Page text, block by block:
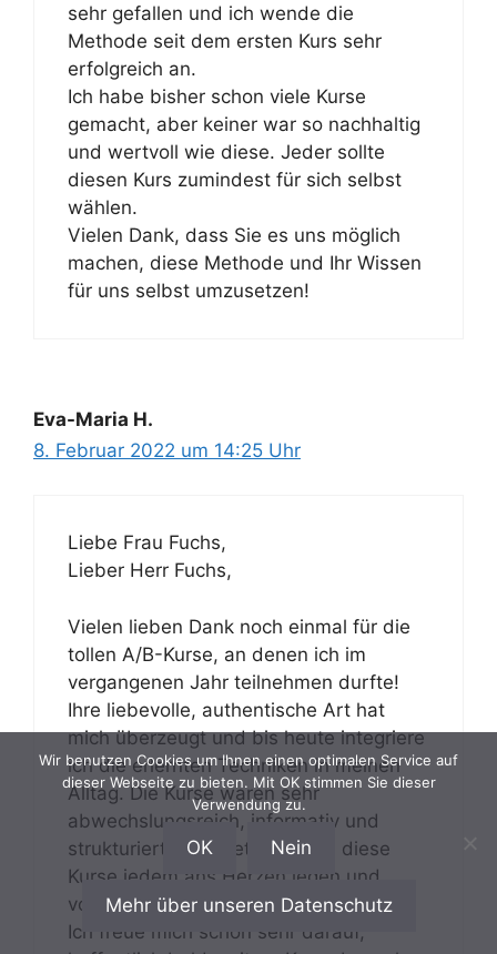
sehr gefallen und ich wende die
Methode seit dem ersten Kurs sehr
erfolgreich an.
Ich habe bisher schon viele Kurse
gemacht, aber keiner war so nachhaltig
und wertvoll wie diese. Jeder sollte
diesen Kurs zumindest für sich selbst
wählen.
Vielen Dank, dass Sie es uns möglich
machen, diese Methode und Ihr Wissen
für uns selbst umzusetzen!
Eva-Maria H.
8. Februar 2022 um 14:25 Uhr
Liebe Frau Fuchs,
Lieber Herr Fuchs,
Vielen lieben Dank noch einmal für die
tollen A/B-Kurse, an denen ich im
vergangenen Jahr teilnehmen durfte!
Ihre liebevolle, authentische Art hat
mich überzeugt und bis heute integriere
ich die erlernten Techniken in meinen
Alltag. Die Kurse waren sehr
abwechslungsreich, informativ und
strukturiert gestaltet. Ich kann diese
Kurse jedem ans Herzen legen und
voller Überzeugung weiterempfehlen.
Ich freue mich schon sehr darauf,
Wir benutzen Cookies um Ihnen einen optimalen Service auf
dieser Webseite zu bieten. Mit OK stimmen Sie dieser
Verwendung zu.
OK Nein
Mehr über unseren Datenschutz